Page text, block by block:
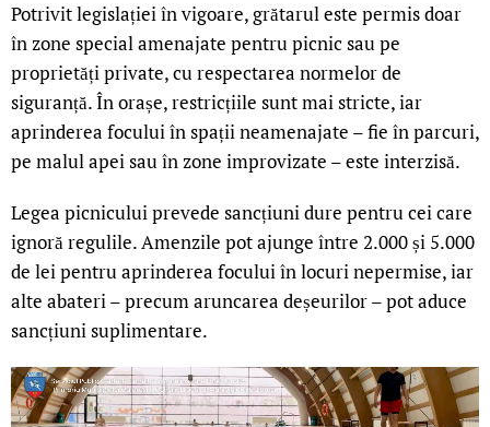
Potrivit legislației în vigoare, grătarul este permis doar
în zone special amenajate pentru picnic sau pe
proprietăți private, cu respectarea normelor de
siguranță. În orașe, restricțiile sunt mai stricte, iar
aprinderea focului în spații neamenajate – fie în parcuri,
pe malul apei sau în zone improvizate – este interzisă.
Legea picnicului prevede sancțiuni dure pentru cei care
ignoră regulile. Amenzile pot ajunge între 2.000 și 5.000
de lei pentru aprinderea focului în locuri nepermise, iar
alte abateri – precum aruncarea deșeurilor – pot aduce
sancțiuni suplimentare.